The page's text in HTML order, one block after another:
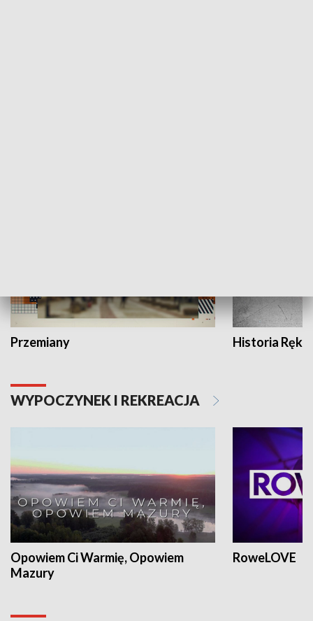
Przemiany Historia Ręką
WYPOCZYNEK I REKREACJA
Opowiem Ci Warmię, Opowiem
Mazury
RoweLOVE